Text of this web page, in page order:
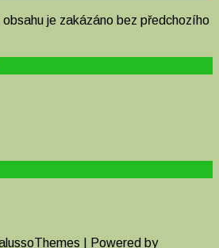
je zakázáno bez předchozího
| Powered by